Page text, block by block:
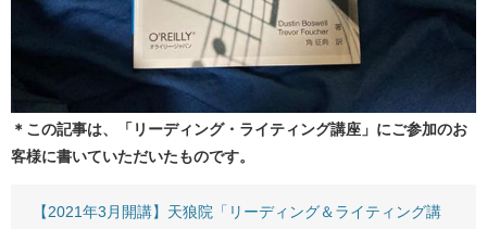
＊この記事は、「リーディング・ライティング講座」にご参加のお
客様に書いていただいたものです。
【2021年3月開講】天狼院「リーディング＆ライティング講